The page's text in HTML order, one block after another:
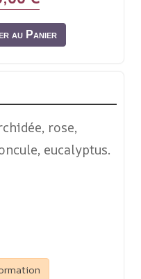
au Panier
rose,
eucalyptus.